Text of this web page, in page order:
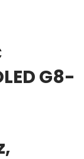
G8-